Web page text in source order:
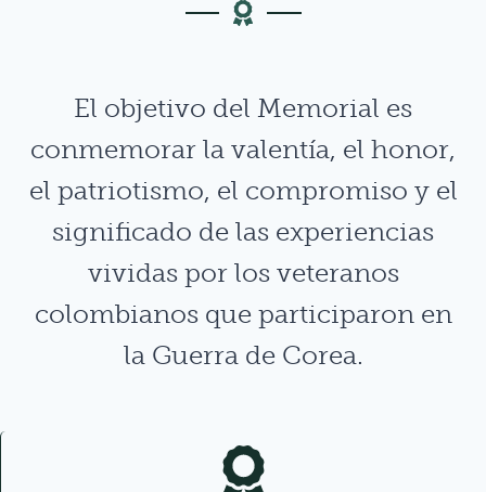
El objetivo del Memorial es
conmemorar la valentía, el honor,
el patriotismo, el compromiso y el
significado de las experiencias
vividas por los veteranos
colombianos que participaron en
la Guerra de Corea.